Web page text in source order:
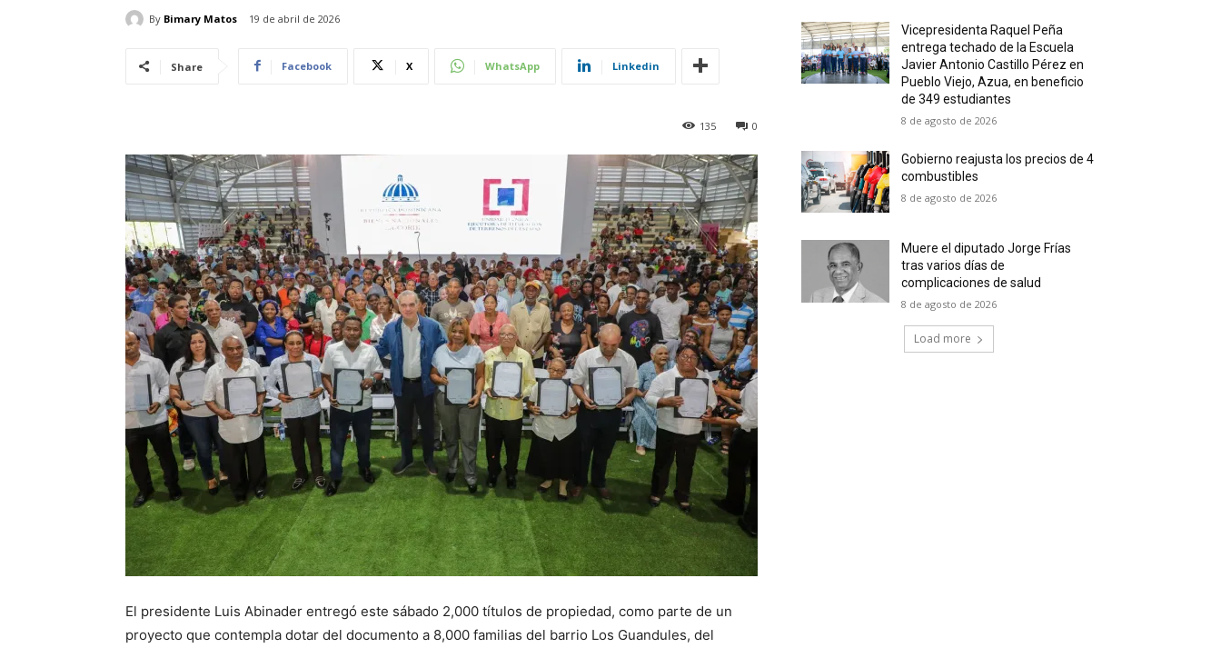
By Bimary Matos 19 de abril de 2026
Share Facebook X WhatsApp Linkedin
0
135
El presidente Luis Abinader entregó este sábado 2,000 títulos de propiedad, como parte de un
proyecto que contempla dotar del documento a 8,000 familias del barrio Los Guandules, del
Vicepresidenta Raquel Peña
entrega techado de la Escuela
Javier Antonio Castillo Pérez en
Pueblo Viejo, Azua, en beneficio
de 349 estudiantes
8 de agosto de 2026
Gobierno reajusta los precios de 4
combustibles
8 de agosto de 2026
Muere el diputado Jorge Frías
tras varios días de
complicaciones de salud
8 de agosto de 2026
Load more